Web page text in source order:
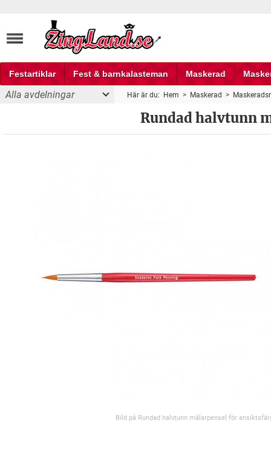
Festartiklar Fest & barnkalasteman Maskerad
Fest och partyprylar
Alla avdelningar Här är du: Hem > Maskerad >
Rundad halvtunn
Bild på Rundad halvtunn målarpensel för